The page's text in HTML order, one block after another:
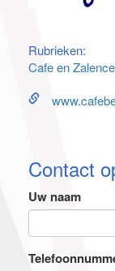
Rubrieken:
Cafe en
Contact
Uw naam